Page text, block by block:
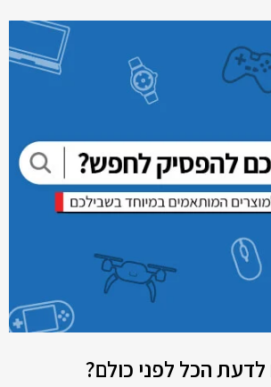
לדעת הכל לפני כולם?